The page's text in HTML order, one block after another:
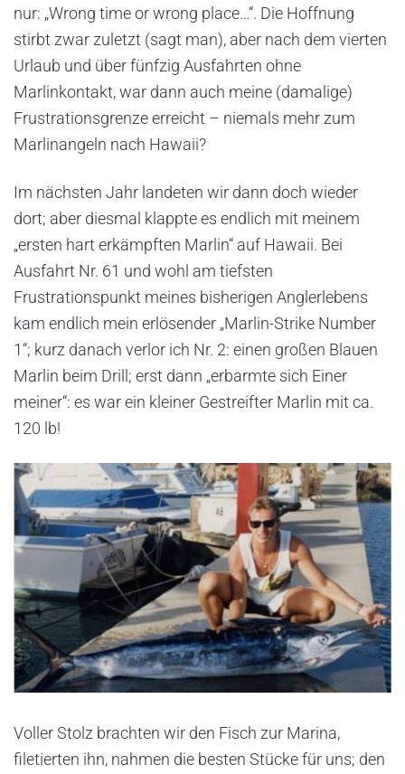
nur: „Wrong time or wrong place…“. Die Hoffnung
stirbt zwar zuletzt (sagt man), aber nach dem vierten
Urlaub und über fünfzig Ausfahrten ohne
Marlinkontakt, war dann auch meine (damalige)
Frustrationsgrenze erreicht – niemals mehr zum
Marlinangeln nach Hawaii?
Im nächsten Jahr landeten wir dann doch wieder
dort; aber diesmal klappte es endlich mit meinem
„ersten hart erkämpften Marlin“ auf Hawaii. Bei
Ausfahrt Nr. 61 und wohl am tiefsten
Frustrationspunkt meines bisherigen Anglerlebens
kam endlich mein erlösender „Marlin-Strike Number
1“; kurz danach verlor ich Nr. 2: einen großen Blauen
Marlin beim Drill; erst dann „erbarmte sich Einer
meiner“: es war ein kleiner Gestreifter Marlin mit ca.
120 lb!
Voller Stolz brachten wir den Fisch zur Marina,
filetierten ihn, nahmen die besten Stücke für uns; den